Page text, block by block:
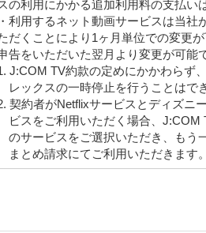
の利用にかかる追加利用料の支払い
・利用するネット動画サービスは当社
だくことにより1ヶ月単位での変更
告をいただいた翌月より変更が可能
J:COM TV約款の定めにかかわらず
レックスの一時停止を行うことはで
契約者がNetflixサービスとディズニ
ビスをご利用いただく場合、J:COM
のサービスをご選択いただき、もう
まとめ請求にてご利用いただきます。